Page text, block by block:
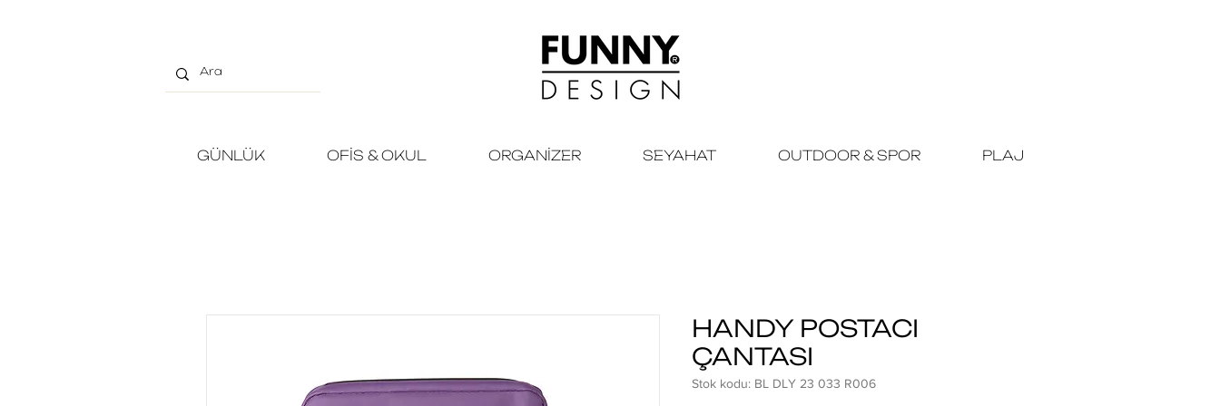
GÜNLÜK OFİS & OKUL ORGANİZER SEYAHAT OUTDOOR & SPOR PLAJ
HANDY POSTACI
ÇANTASI
Stok kodu: BL DLY 23 033 R006